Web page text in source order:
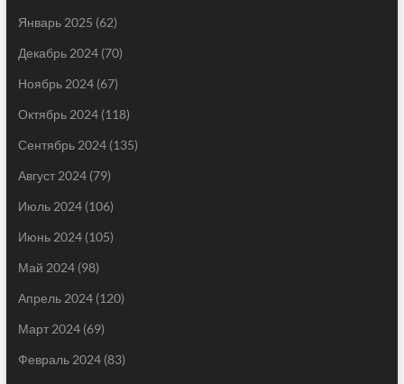
Январь 2025 (62)
Декабрь 2024(70)
Ноябрь 2024(67)
Октябрь 2024(118)
Сентябрь 2024(135)
Август 2024(79)
Июль 2024(106)
Июнь 2024(105)
Май 2024(98)
Апрель 2024(120)
Март 2024(69)
Февраль 2024(83)